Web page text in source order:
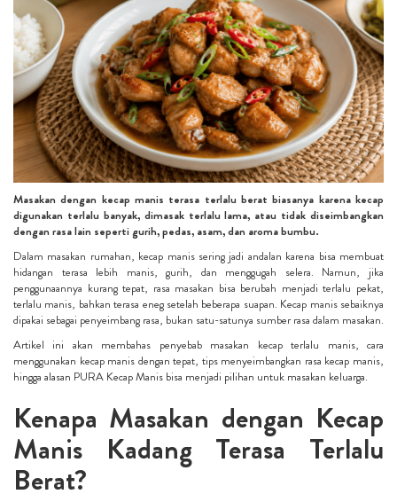
Masakan dengan kecap manis terasa terlalu berat biasanya karena kecap
digunakan terlalu banyak, dimasak terlalu lama, atau tidak diseimbangkan
dengan rasa lain seperti gurih, pedas, asam, dan aroma bumbu.
Dalam masakan rumahan, kecap manis sering jadi andalan karena bisa membuat
hidangan terasa lebih manis, gurih, dan menggugah selera. Namun, jika
penggunaannya kurang tepat, rasa masakan bisa berubah menjadi terlalu pekat,
terlalu manis, bahkan terasa eneg setelah beberapa suapan. Kecap manis sebaiknya
dipakai sebagai penyeimbang rasa, bukan satu-satunya sumber rasa dalam masakan.
Artikel ini akan membahas penyebab masakan kecap terlalu manis, cara
menggunakan kecap manis dengan tepat, tips menyeimbangkan rasa kecap manis,
hingga alasan PURA Kecap Manis bisa menjadi pilihan untuk masakan keluarga.
Kenapa Masakan dengan Kecap
Manis Kadang Terasa Terlalu
Berat?